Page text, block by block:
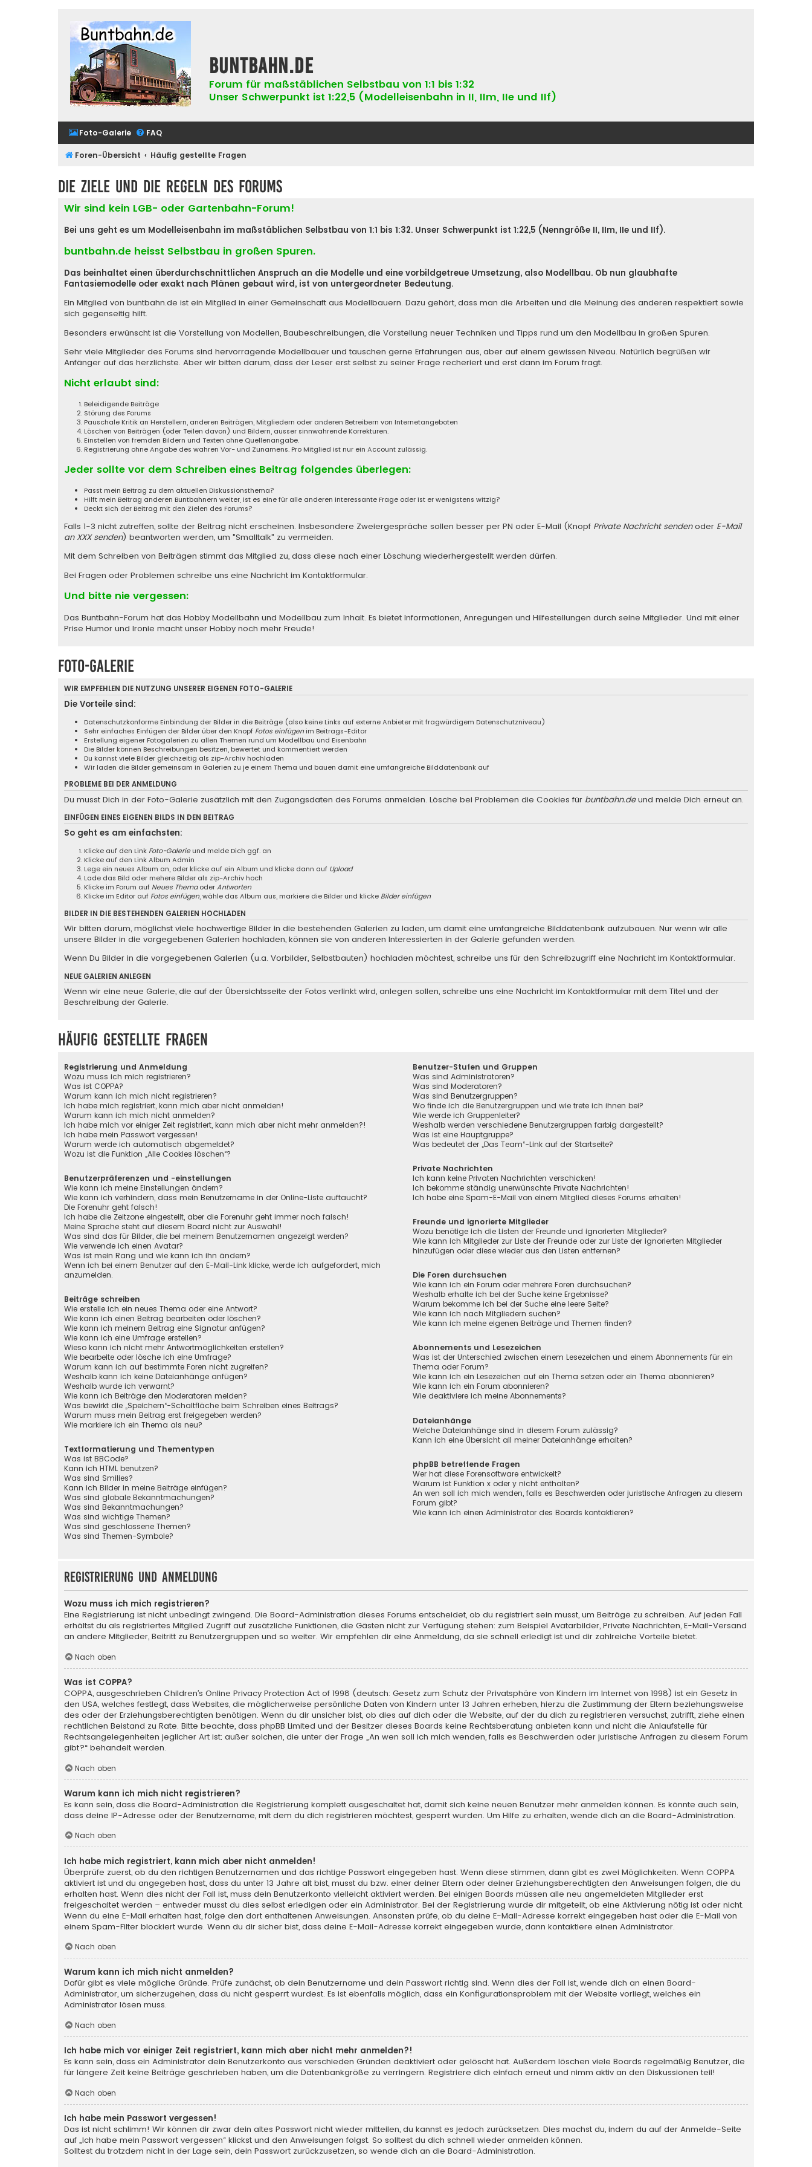
buntbahn.de
Forum für maßstäblichen Selbstbau von 1:1 bis 1:32
Unser Schwerpunkt ist 1:22,5 (Modelleisenbahn in II, IIm, IIe und IIf)
Foto-Galerie FAQ
Foren-Übersicht Häufig gestellte Fragen
Die Ziele und die Regeln des Forums
Wir sind kein LGB- oder Gartenbahn-Forum!
Bei uns geht es um Modelleisenbahn im maßstäblichen Selbstbau von 1:1 bis 1:32. Unser Schwerpunkt ist 1:22,5 (Nenngröße II, IIm, IIe und IIf).
buntbahn.de heisst Selbstbau in großen Spuren.
Das beinhaltet einen überdurchschnittlichen Anspruch an die Modelle und eine vorbildgetreue Umsetzung, also Modellbau. Ob nun glaubhafte
Fantasiemodelle oder exakt nach Plänen gebaut wird, ist von untergeordneter Bedeutung.
Ein Mitglied von buntbahn.de ist ein Mitglied in einer Gemeinschaft aus Modellbauern. Dazu gehört, dass man die Arbeiten und die Meinung des anderen respektiert sowie
sich gegenseitig hilft.
Besonders erwünscht ist die Vorstellung von Modellen, Baubeschreibungen, die Vorstellung neuer Techniken und Tipps rund um den Modellbau in großen Spuren.
Sehr viele Mitglieder des Forums sind hervorragende Modellbauer und tauschen gerne Erfahrungen aus, aber auf einem gewissen Niveau. Natürlich begrüßen wir
Anfänger auf das herzlichste. Aber wir bitten darum, dass der Leser erst selbst zu seiner Frage recheriert und erst dann im Forum fragt.
Nicht erlaubt sind:
Beleidigende Beiträge
Störung des Forums
Pauschale Kritik an Herstellern, anderen Beiträgen, Mitgliedern oder anderen Betreibern von Internetangeboten
Löschen von Beiträgen (oder Teilen davon) und Bildern, ausser sinnwahrende Korrekturen.
Einstellen von fremden Bildern und Texten ohne Quellenangabe.
Registrierung ohne Angabe des wahren Vor- und Zunamens. Pro Mitglied ist nur ein Account zulässig.
Jeder sollte vor dem Schreiben eines Beitrag folgendes überlegen:
Passt mein Beitrag zu dem aktuellen Diskussionsthema?
Hilft mein Beitrag anderen Buntbahnern weiter, ist es eine für alle anderen interessante Frage oder ist er wenigstens witzig?
Deckt sich der Beitrag mit den Zielen des Forums?
Falls 1-3 nicht zutreffen, sollte der Beitrag nicht erscheinen. Insbesondere Zweiergespräche sollen besser per PN oder E-Mail (Knopf Private Nachricht sendenoder E-Mail
an XXX senden) beantworten werden, um "Smalltalk" zu vermeiden.
Mit dem Schreiben von Beiträgen stimmt das Mitglied zu, dass diese nach einer Löschung wiederhergestellt werden dürfen.
Bei Fragen oder Problemen schreibe uns eine Nachricht im Kontaktformular.
Und bitte nie vergessen:
Das Buntbahn-Forum hat das Hobby Modellbahn und Modellbau zum Inhalt. Es bietet Informationen, Anregungen und Hilfestellungen durch seine Mitglieder. Und mit einer
Prise Humor und Ironie macht unser Hobby noch mehr Freude!
Foto-Galerie
WIR EMPFEHLEN DIE NUTZUNG UNSERER EIGENEN FOTO-GALERIE
Die Vorteile sind:
Datenschutzkonforme Einbindung der Bilder in die Beiträge (also keine Links auf externe Anbieter mit fragwürdigem Datenschutzniveau)
Sehr einfaches Einfügen der Bilder über den Knopf Fotos einfügenim Beitrags-Editor
Erstellung eigener Fotogalerien zu allen Themen rund um Modellbau und Eisenbahn
Die Bilder können Beschreibungen besitzen, bewertet und kommentiert werden
Du kannst viele Bilder gleichzeitig als zip-Archiv hochladen
Wir laden die Bilder gemeinsam in Galerien zu je einem Thema und bauen damit eine umfangreiche Bilddatenbank auf
PROBLEME BEI DER ANMELDUNG
Du musst Dich in der Foto-Galerie zusätzlich mit den Zugangsdaten des Forums anmelden. Lösche bei Problemen die Cookies für buntbahn.deund melde Dich erneut an.
EINFÜGEN EINES EIGENEN BILDS IN DEN BEITRAG
So geht es am einfachsten:
Klicke auf den Link Foto-Galerieund melde Dich ggf. an
Klicke auf den LinkAlbum Admin
Lege ein neues Album an, oder klicke auf ein Album und klicke dann auf Upload
Lade das Bild oder mehere Bilder als zip-Archiv hoch
Klicke im Forum auf Neues ThemaoderAntworten
Klicke im Editor auf Fotos einfügen, wähle das Album aus, markiere die Bilder und klicke Bilder einfügen
BILDER IN DIE BESTEHENDEN GALERIEN HOCHLADEN
Wir bitten darum, möglichst viele hochwertige Bilder in die bestehenden Galerien zu laden, um damit eine umfangreiche Bilddatenbank aufzubauen. Nur wenn wir alle
unsere Bilder in die vorgegebenen Galerien hochladen, können sie von anderen Interessierten in der Galerie gefunden werden.
Wenn Du Bilder in die vorgegebenen Galerien (u.a. Vorbilder, Selbstbauten) hochladen möchtest, schreibe uns für den Schreibzugriff eine Nachricht im Kontaktformular.
NEUE GALERIEN ANLEGEN
Wenn wir eine neue Galerie, die auf der Übersichtsseite der Fotos verlinkt wird, anlegen sollen, schreibe uns eine Nachricht im Kontaktformular mit dem Titel und der
Beschreibung der Galerie.
Häufig gestellte Fragen
Registrierung und Anmeldung
Wozu muss ich mich registrieren?
Was ist COPPA?
Warum kann ich mich nicht registrieren?
Ich habe mich registriert, kann mich aber nicht anmelden!
Warum kann ich mich nicht anmelden?
Ich habe mich vor einiger Zeit registriert, kann mich aber nicht mehr anmelden?!
Ich habe mein Passwort vergessen!
Warum werde ich automatisch abgemeldet?
Wozu ist die Funktion „Alle Cookies löschen“?
Benutzerpräferenzen und -einstellungen
Wie kann ich meine Einstellungen ändern?
Wie kann ich verhindern, dass mein Benutzername in der Online-Liste auftaucht?
Die Forenuhr geht falsch!
Ich habe die Zeitzone eingestellt, aber die Forenuhr geht immer noch falsch!
Meine Sprache steht auf diesem Board nicht zur Auswahl!
Was sind das für Bilder, die bei meinem Benutzernamen angezeigt werden?
Wie verwende ich einen Avatar?
Was ist mein Rang und wie kann ich ihn ändern?
Wenn ich bei einem Benutzer auf den E-Mail-Link klicke, werde ich aufgefordert, mich
anzumelden.
Beiträge schreiben
Wie erstelle ich ein neues Thema oder eine Antwort?
Wie kann ich einen Beitrag bearbeiten oder löschen?
Wie kann ich meinem Beitrag eine Signatur anfügen?
Wie kann ich eine Umfrage erstellen?
Wieso kann ich nicht mehr Antwortmöglichkeiten erstellen?
Wie bearbeite oder lösche ich eine Umfrage?
Warum kann ich auf bestimmte Foren nicht zugreifen?
Weshalb kann ich keine Dateianhänge anfügen?
Weshalb wurde ich verwarnt?
Wie kann ich Beiträge den Moderatoren melden?
Was bewirkt die „Speichern“-Schaltfläche beim Schreiben eines Beitrags?
Warum muss mein Beitrag erst freigegeben werden?
Wie markiere ich ein Thema als neu?
Textformatierung und Thementypen
Was ist BBCode?
Kann ich HTML benutzen?
Was sind Smilies?
Kann ich Bilder in meine Beiträge einfügen?
Was sind globale Bekanntmachungen?
Was sind Bekanntmachungen?
Was sind wichtige Themen?
Was sind geschlossene Themen?
Was sind Themen-Symbole?
Benutzer-Stufen und Gruppen
Was sind Administratoren?
Was sind Moderatoren?
Was sind Benutzergruppen?
Wo finde ich die Benutzergruppen und wie trete ich ihnen bei?
Wie werde ich Gruppenleiter?
Weshalb werden verschiedene Benutzergruppen farbig dargestellt?
Was ist eine Hauptgruppe?
Was bedeutet der „Das Team“-Link auf der Startseite?
Private Nachrichten
Ich kann keine Privaten Nachrichten verschicken!
Ich bekomme ständig unerwünschte Private Nachrichten!
Ich habe eine Spam-E-Mail von einem Mitglied dieses Forums erhalten!
Freunde und ignorierte Mitglieder
Wozu benötige ich die Listen der Freunde und ignorierten Mitglieder?
Wie kann ich Mitglieder zur Liste der Freunde oder zur Liste der ignorierten Mitglieder
hinzufügen oder diese wieder aus den Listen entfernen?
Die Foren durchsuchen
Wie kann ich ein Forum oder mehrere Foren durchsuchen?
Weshalb erhalte ich bei der Suche keine Ergebnisse?
Warum bekomme ich bei der Suche eine leere Seite?
Wie kann ich nach Mitgliedern suchen?
Wie kann ich meine eigenen Beiträge und Themen finden?
Abonnements und Lesezeichen
Was ist der Unterschied zwischen einem Lesezeichen und einem Abonnements für ein
Thema oder Forum?
Wie kann ich ein Lesezeichen auf ein Thema setzen oder ein Thema abonnieren?
Wie kann ich ein Forum abonnieren?
Wie deaktiviere ich meine Abonnements?
Dateianhänge
Welche Dateianhänge sind in diesem Forum zulässig?
Kann ich eine Übersicht all meiner Dateianhänge erhalten?
phpBB betreffende Fragen
Wer hat diese Forensoftware entwickelt?
Warum ist Funktion x oder y nicht enthalten?
An wen soll ich mich wenden, falls es Beschwerden oder juristische Anfragen zu diesem
Forum gibt?
Wie kann ich einen Administrator des Boards kontaktieren?
Registrierung und Anmeldung
Wozu muss ich mich registrieren?
Eine Registrierung ist nicht unbedingt zwingend. Die Board-Administration dieses Forums entscheidet, ob du registriert sein musst, um Beiträge zu schreiben. Auf jeden Fall
erhältst du als registriertes Mitglied Zugriff auf zusätzliche Funktionen, die Gästen nicht zur Verfügung stehen: zum Beispiel Avatarbilder, Private Nachrichten, E-Mail-Versand
an andere Mitglieder, Beitritt zu Benutzergruppen und so weiter. Wir empfehlen dir eine Anmeldung, da sie schnell erledigt ist und dir zahlreiche Vorteile bietet.
Nach oben
Was ist COPPA?
COPPA, ausgeschrieben Children’s Online Privacy Protection Act of 1998 (deutsch: Gesetz zum Schutz der Privatsphäre von Kindern im Internet von 1998) ist ein Gesetz in
den USA, welches festlegt, dass Websites, die möglicherweise persönliche Daten von Kindern unter 13 Jahren erheben, hierzu die Zustimmung der Eltern beziehungsweise
des oder der Erziehungsberechtigten benötigen. Wenn du dir unsicher bist, ob dies auf dich oder die Website, auf der du dich zu registrieren versuchst, zutrifft, ziehe einen
rechtlichen Beistand zu Rate. Bitte beachte, dass phpBB Limited und der Besitzer dieses Boards keine Rechtsberatung anbieten kann und nicht die Anlaufstelle für
Rechtsangelegenheiten jeglicher Art ist; außer solchen, die unter der Frage „An wen soll ich mich wenden, falls es Beschwerden oder juristische Anfragen zu diesem Forum
gibt?“ behandelt werden.
Nach oben
Warum kann ich mich nicht registrieren?
Es kann sein, dass die Board-Administration die Registrierung komplett ausgeschaltet hat, damit sich keine neuen Benutzer mehr anmelden können. Es könnte auch sein,
dass deine IP-Adresse oder der Benutzername, mit dem du dich registrieren möchtest, gesperrt wurden. Um Hilfe zu erhalten, wende dich an die Board-Administration.
Nach oben
Ich habe mich registriert, kann mich aber nicht anmelden!
Überprüfe zuerst, ob du den richtigen Benutzernamen und das richtige Passwort eingegeben hast. Wenn diese stimmen, dann gibt es zwei Möglichkeiten. Wenn COPPA
aktiviert ist und du angegeben hast, dass du unter 13 Jahre alt bist, musst du bzw. einer deiner Eltern oder deiner Erziehungsberechtigten den Anweisungen folgen, die du
erhalten hast. Wenn dies nicht der Fall ist, muss dein Benutzerkonto vielleicht aktiviert werden. Bei einigen Boards müssen alle neu angemeldeten Mitglieder erst
freigeschaltet werden – entweder musst du dies selbst erledigen oder ein Administrator. Bei der Registrierung wurde dir mitgeteilt, ob eine Aktivierung nötig ist oder nicht.
Wenn du eine E-Mail erhalten hast, folge den dort enthaltenen Anweisungen. Ansonsten prüfe, ob du deine E-Mail-Adresse korrekt eingegeben hast oder die E-Mail von
einem Spam-Filter blockiert wurde. Wenn du dir sicher bist, dass deine E-Mail-Adresse korrekt eingegeben wurde, dann kontaktiere einen Administrator.
Nach oben
Warum kann ich mich nicht anmelden?
Dafür gibt es viele mögliche Gründe. Prüfe zunächst, ob dein Benutzername und dein Passwort richtig sind. Wenn dies der Fall ist, wende dich an einen Board-
Administrator, um sicherzugehen, dass du nicht gesperrt wurdest. Es ist ebenfalls möglich, dass ein Konfigurationsproblem mit der Website vorliegt, welches ein
Administrator lösen muss.
Nach oben
Ich habe mich vor einiger Zeit registriert, kann mich aber nicht mehr anmelden?!
Es kann sein, dass ein Administrator dein Benutzerkonto aus verschieden Gründen deaktiviert oder gelöscht hat. Außerdem löschen viele Boards regelmäßig Benutzer, die
für längere Zeit keine Beiträge geschrieben haben, um die Datenbankgröße zu verringern. Registriere dich einfach erneut und nimm aktiv an den Diskussionen teil!
Nach oben
Ich habe mein Passwort vergessen!
Das ist nicht schlimm! Wir können dir zwar dein altes Passwort nicht wieder mitteilen, du kannst es jedoch zurücksetzen. Dies machst du, indem du auf der Anmelde-Seite
auf „Ich habe mein Passwort vergessen“ klickst und den Anweisungen folgst. So solltest du dich schnell wieder anmelden können.
Solltest du trotzdem nicht in der Lage sein, dein Passwort zurückzusetzen, so wende dich an die Board-Administration.